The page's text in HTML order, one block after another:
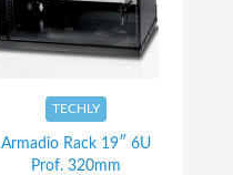
TECHLY
Armadio Rack 19″ 6U
Prof. 320mm